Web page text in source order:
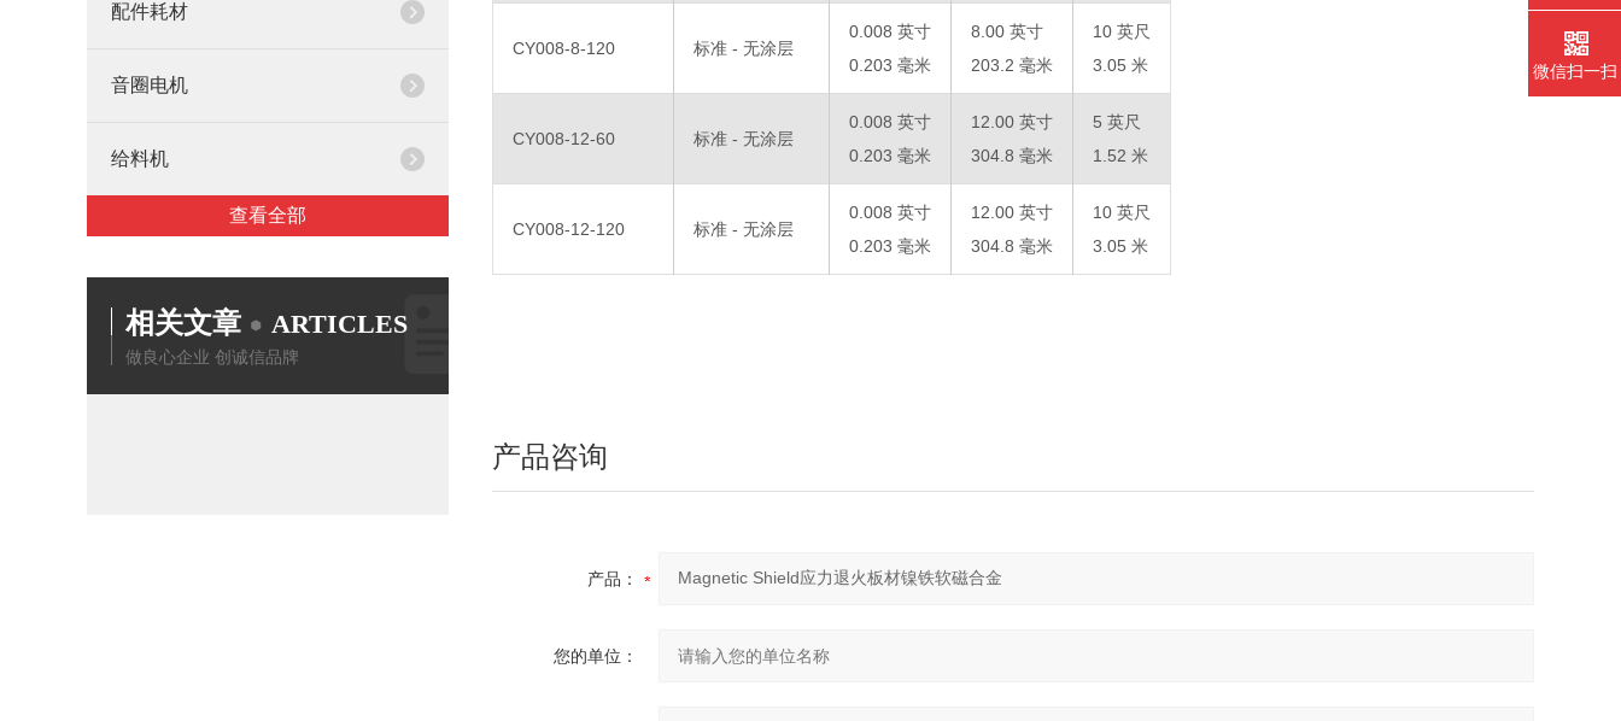
配件耗材
音圈电机
给料机
查看全部
相关文章 ARTICLES
做良心企业 创诚信品牌
CY008-8-120 标准 - 无涂层
0.008 英寸
0.203 毫米
8.00 英寸
203.2 毫米
10 英尺
3.05 米
CY008-12-60 标准 - 无涂层
0.008 英寸
0.203 毫米
12.00 英寸
304.8 毫米
5 英尺
1.52 米
CY008-12-120 标准 - 无涂层
0.008 英寸
0.203 毫米
12.00 英寸
304.8 毫米
10 英尺
3.05 米
产品咨询
产品：
您的单位：
微信扫一扫